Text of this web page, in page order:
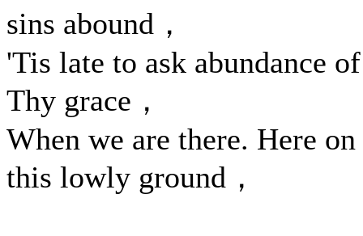
sins abound，
'Tis late to ask abundance of
Thy grace，
When we are there. Here on
this lowly ground，